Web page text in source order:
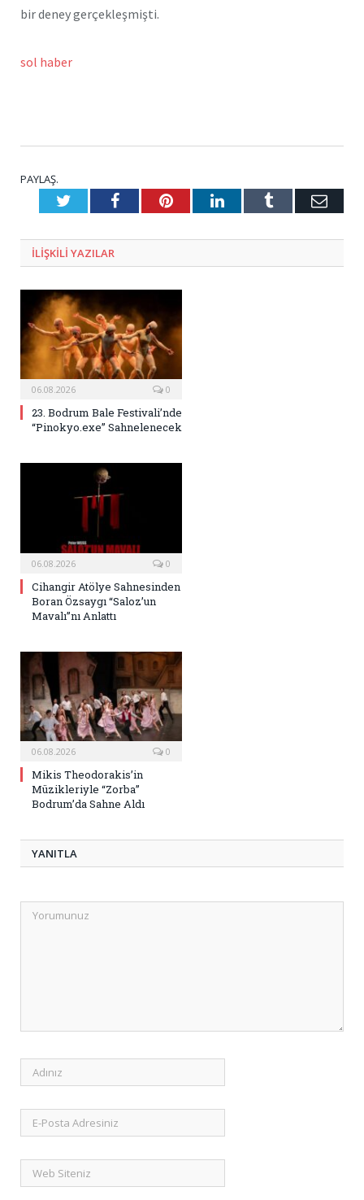
bir deney gerçekleşmişti.
sol haber
PAYLAŞ.
TwitterFacebookPinterestLinkedInTumblr E-
ILIŞKILI YAZILAR
06.08.2026 0
23. Bodrum Bale Festivali’nde
“Pinokyo.exe” Sahnelenecek
06.08.2026 0
Cihangir Atölye Sahnesinden
Boran Özsaygı “Saloz’un
Mavalı”nı Anlattı
06.08.2026 0
Mikis Theodorakis’in
Müzikleriyle “Zorba”
Bodrum’da Sahne Aldı
YANITLA